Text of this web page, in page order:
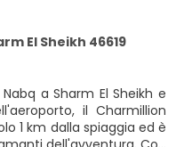
El Sheikh 46619
a Sharm El Sheikh e
il Charmillion
1 km dalla spiaggia ed è